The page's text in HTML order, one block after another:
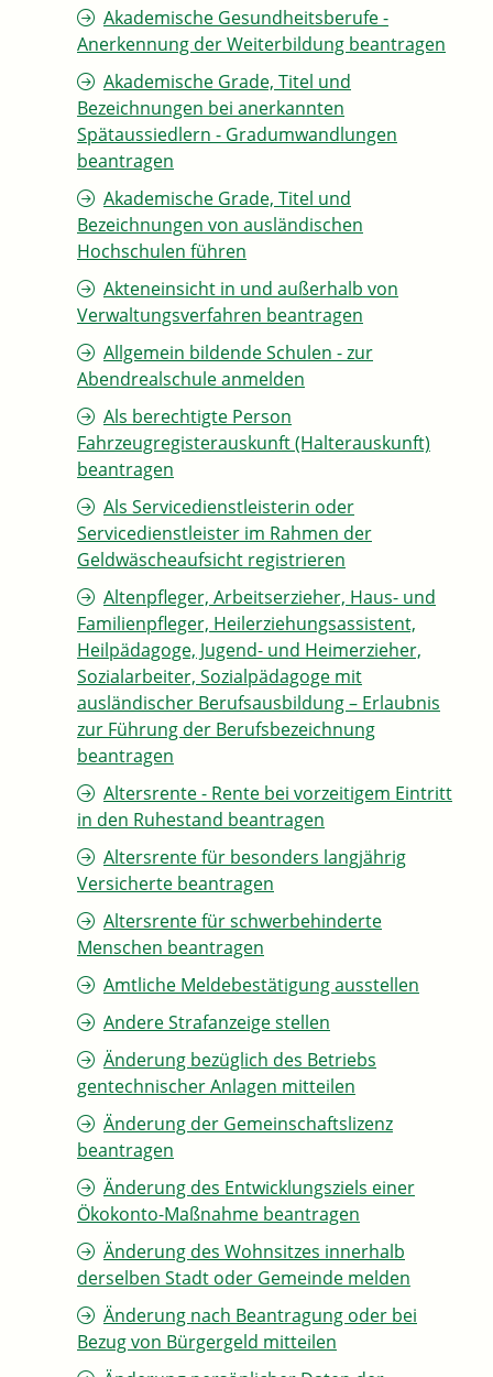
Akademische Gesundheitsberufe -
Anerkennung der Weiterbildung beantragen
Akademische Grade, Titel und
Bezeichnungen bei anerkannten
Spätaussiedlern - Gradumwandlungen
beantragen
Akademische Grade, Titel und
Bezeichnungen von ausländischen
Hochschulen führen
Akteneinsicht in und außerhalb von
Verwaltungsverfahren beantragen
Allgemein bildende Schulen - zur
Abendrealschule anmelden
Als berechtigte Person
Fahrzeugregisterauskunft (Halterauskunft)
beantragen
Als Servicedienstleisterin oder
Servicedienstleister im Rahmen der
Geldwäscheaufsicht registrieren
Altenpfleger, Arbeitserzieher, Haus- und
Familienpfleger, Heilerziehungsassistent,
Heilpädagoge, Jugend- und Heimerzieher,
Sozialarbeiter, Sozialpädagoge mit
ausländischer Berufsausbildung – Erlaubnis
zur Führung der Berufsbezeichnung
beantragen
Altersrente - Rente bei vorzeitigem Eintritt
in den Ruhestand beantragen
Altersrente für besonders langjährig
Versicherte beantragen
Altersrente für schwerbehinderte
Menschen beantragen
Amtliche Meldebestätigung ausstellen
Andere Strafanzeige stellen
Änderung bezüglich des Betriebs
gentechnischer Anlagen mitteilen
Änderung der Gemeinschaftslizenz
beantragen
Änderung des Entwicklungsziels einer
Ökokonto-Maßnahme beantragen
Änderung des Wohnsitzes innerhalb
derselben Stadt oder Gemeinde melden
Änderung nach Beantragung oder bei
Bezug von Bürgergeld mitteilen